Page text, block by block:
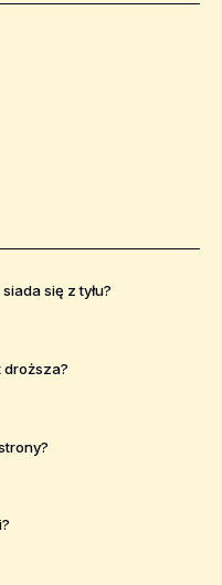
się z tyłu?
droższa?